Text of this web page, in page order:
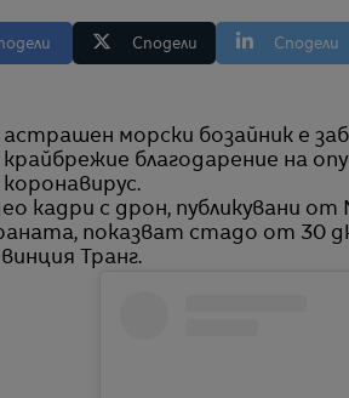
Сподели Сподели
крайбрежие благодарение на
коронавирус.
кадри с дрон, публикувани
показват стадо от 30
Транг.